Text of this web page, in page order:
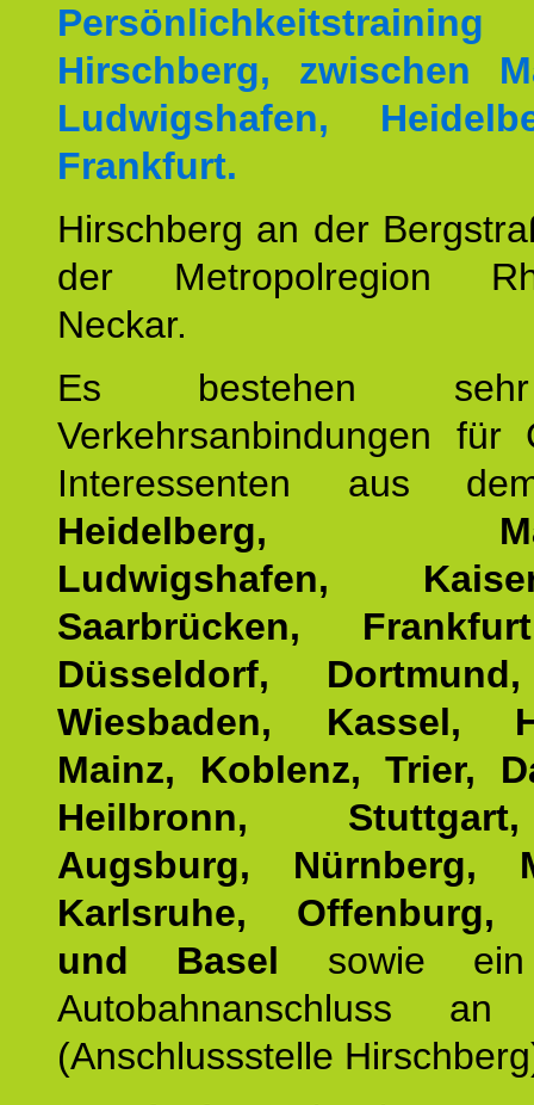
Hirschberg, zwischen
Ludwigshafen,
Frankfurt.
Hirschberg an der
der Metropolregion
Neckar.
Es bestehen
Verkehrsanbindungen für
Interessenten aus
Heidelberg,
Ludwigshafen,
Saarbrücken,
Düsseldorf,
Wiesbaden, Kassel,
Mainz, Koblenz, Trier,
Heilbronn,
Augsburg, Nürnberg,
Karlsruhe, Offenburg,
und Basel sowie ein
Autobahnanschluss
(Anschlussstelle